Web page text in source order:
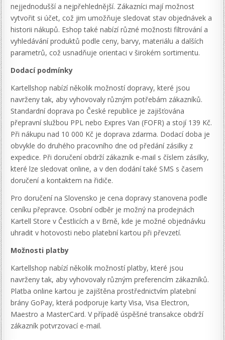
nejjednodušší a nejpřehlednější. Zákazníci mají možnost
vytvořit si účet, což jim umožňuje sledovat stav objednávek a
historii nákupů. Eshop také nabízí různé možnosti filtrování a
vyhledávání produktů podle ceny, barvy, materiálu a dalších
parametrů, což usnadňuje orientaci v širokém sortimentu.
Dodací podmínky
Kartellshop nabízí několik možností dopravy, které jsou
navrženy tak, aby vyhovovaly různým potřebám zákazníků.
Standardní doprava po České republice je zajišťována
přepravní službou PPL nebo Expres Van (FOFR) a stojí 139 Kč.
Při nákupu nad 10 000 Kč je doprava zdarma. Dodací doba je
obvykle do druhého pracovního dne od předání zásilky z
expedice. Při doručení obdrží zákazník e-mail s číslem zásilky,
které lze sledovat online, a v den dodání také SMS s časem
doručení a kontaktem na řidiče.
Pro doručení na Slovensko je cena dopravy stanovena podle
ceníku přepravce. Osobní odběr je možný na prodejnách
Kartell Store v Čestlicích a v Brně, kde je možné objednávku
uhradit v hotovosti nebo platební kartou při převzetí.
Možnosti platby
Kartellshop nabízí několik možností platby, které jsou
navrženy tak, aby vyhovovaly různým preferencím zákazníků.
Platba online kartou je zajištěna prostřednictvím platební
brány GoPay, která podporuje karty Visa, Visa Electron,
Maestro a MasterCard. V případě úspěšné transakce obdrží
zákazník potvrzovací e-mail.